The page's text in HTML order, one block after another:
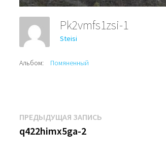
Pk2vmfs1zsi-1
Steisi
Альбом: Помяненный
Навигация
по
ПРЕДЫДУЩАЯ ЗАПИСЬ
q422himx5ga-2